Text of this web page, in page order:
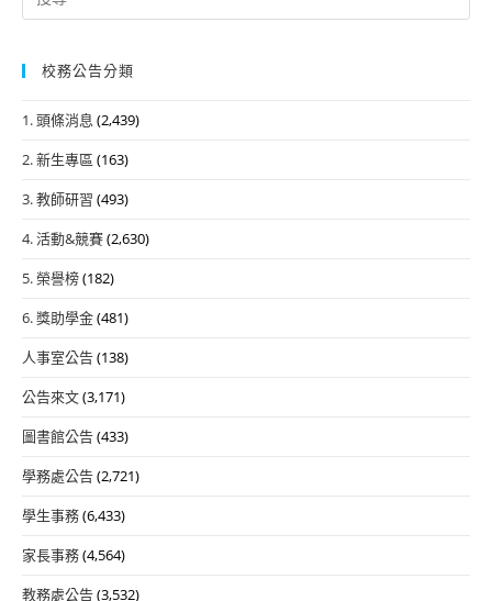
for:
校務公告分類
1. 頭條消息 (2,439)
2. 新生專區 (163)
3. 教師研習 (493)
4. 活動&競賽(2,630)
5. 榮譽榜(182)
6. 獎助學金(481)
人事室公告(138)
公告來文(3,171)
圖書館公告(433)
學務處公告(2,721)
學生事務(6,433)
家長事務(4,564)
教務處公告(3,532)